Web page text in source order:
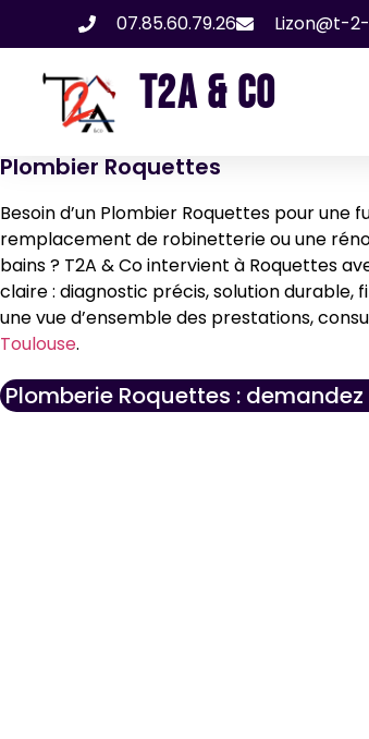
07.85.60.79.26 Lizon@t-
T2A & CO
Plombier Roquettes
Besoin d’un Plombier Roquettes pour une
remplacement de robinetterie ou une
bains ? T2A & Co intervient à Roquettes
claire : diagnostic précis, solution durable,
une vue d’ensemble des prestations,
Toulouse.
Plomberie Roquettes :